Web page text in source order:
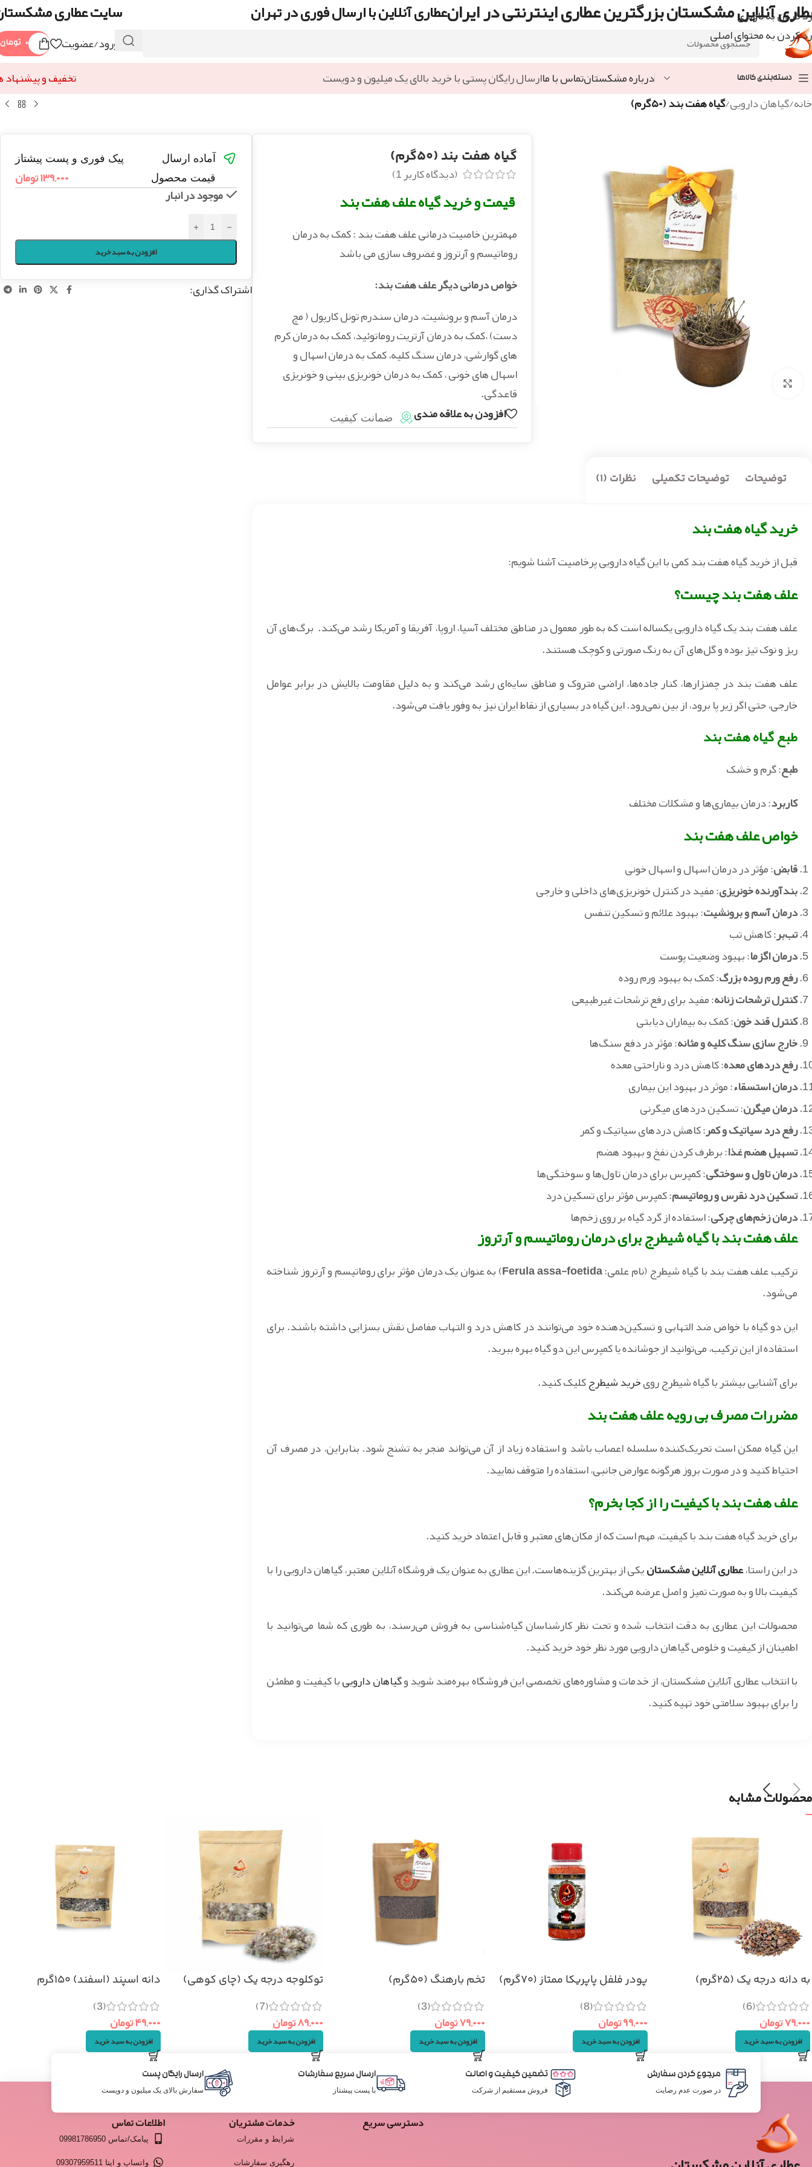
رد کردن به ناوبری
رد کردن به محتوای اصلی
آنلاین مشکستان بزرگترین عطاری اینترنتی در ایرانعطاری آنلاین با ارسال فوری در تهران سایت عطاری
ورود/عضویت ۰ تومان
دسته‌بندی کالاها درباره مشکستانتماس با ماارسال رایگان پستی با خرید بالای یک میلیون و دویست
تخفیف و پیشنهاد
خانه/گیاهان دارویی/گیاه هفت بند (۵۰گرم)
بزرگنمایی تصویر
گیاه هفت بند (۵۰گرم)
(دیدگاه کاربر1
)
قیمت و خرید گیاه علف هفت بند
مهمترین خاصیت درمانی علف هفت بند : کمک به درمان
روماتیسم و آرتروز و غضروف سازی می باشد
خواص درمانی دیگر علف هفت بند:
درمان آسم و برونشیت، درمان سندرم تونل کارپول ( مچ
دست) ،کمک به درمان آرتریت روماتوئید، کمک به درمان کرم
های گوارشی، درمان سنگ کلیه، کمک به درمان اسهال و
اسهال های خونی ، کمک به درمان خونریزی بینی و خونریزی
قاعدگی.
افزودن به علاقه مندی
ضمانت کیفیت
توضیحات توضیحات تکمیلی نظرات (1)
خرید گیاه هفت بند
قبل از خرید گیاه هفت بند کمی با این گیاه دارویی پرخاصیت آشنا شویم:
علف هفت بند چیست؟
علف هفت بند یک گیاه دارویی یکساله است که به طور معمول در مناطق مختلف آسیا، اروپا، آفریقا و آمریکا رشد می‌کند. برگ‌های آن
ریز و نوک تیز بوده و گل‌های آن به رنگ صورتی و کوچک هستند.
علف هفت بند در چمنزارها، کنار جاده‌ها، اراضی متروک و مناطق سایه‌ای رشد می‌کند و به دلیل مقاومت بالایش در برابر عوامل
خارجی، حتی اگر زیر پا برود، از بین نمی‌رود. این گیاه در بسیاری از نقاط ایران نیز به وفور یافت می‌شود.
طبع گیاه هفت بند
طبع: گرم و خشک
کاربرد: درمان بیماری‌ها و مشکلات مختلف
خواص علف هفت بند
قابض: مؤثر در درمان اسهال و اسهال خونی
بندآورنده خونریزی: مفید در کنترل خونریزی‌های داخلی و خارجی
درمان آسم و برونشیت: بهبود علائم و تسکین تنفس
تب‌بر: کاهش تب
درمان اگزما: بهبود وضعیت پوست
رفع ورم روده بزرگ: کمک به بهبود ورم روده
کنترل ترشحات زنانه: مفید برای رفع ترشحات غیرطبیعی
کنترل قند خون: کمک به بیماران دیابتی
خارج‌ سازی سنگ کلیه و مثانه: مؤثر در دفع سنگ‌ها
رفع دردهای معده: کاهش درد و ناراحتی معده
درمان استسقاء: موثر در بهبود این بیماری
درمان میگرن: تسکین دردهای میگرنی
رفع درد سیاتیک و کمر: کاهش دردهای سیاتیک و کمر
تسهیل هضم غذا: برطرف کردن نفخ و بهبود هضم
درمان تاول و سوختگی: کمپرس برای درمان تاول‌ها و سوختگی‌ها
تسکین درد نقرس و روماتیسم: کمپرس مؤثر برای تسکین درد
درمان زخم‌های چرکی: استفاده از گرد گیاه بر روی زخم‌ها
علف هفت بند با گیاه شیطرج برای درمان روماتیسم و آرتروز
ترکیب علف هفت بند با گیاه شیطرج (نام علمی:Ferula assa-foetida) به عنوان یک درمان مؤثر برای روماتیسم و آرتروز شناخته
می‌شود.
این دو گیاه با خواص ضد التهابی و تسکین‌دهنده خود می‌توانند در کاهش درد و التهاب مفاصل نقش بسزایی داشته باشند. برای
استفاده از این ترکیب، می‌توانید از جوشانده یا کمپرس این دو گیاه بهره ببرید.
برای آشنایی بیشتر با گیاه شیطرج رویخرید شیطرجکلیک کنید.
مضررات مصرف بی رویه علف هفت بند
این گیاه ممکن است تحریک‌کننده سلسله اعصاب باشد و استفاده زیاد از آن می‌تواند منجر به تشنج شود. بنابراین، در مصرف آن
احتیاط کنید و در صورت بروز هرگونه عوارض جانبی، استفاده را متوقف نمایید.
علف هفت بند با کیفیت را از کجا بخرم؟
برای خرید گیاه هفت بند با کیفیت، مهم است که از مکان‌های معتبر و قابل اعتماد خرید کنید.
در این راستا،عطاری آنلاین مشکستانیکی از بهترین گزینه‌هاست. این عطاری به عنوان یک فروشگاه آنلاین معتبر، گیاهان دارویی را با
کیفیت بالا و به صورت تمیز و اصل عرضه می‌کند.
محصولات این عطاری به دقت انتخاب شده و تحت نظر کارشناسان گیاه‌شناسی به فروش می‌رسند، به طوری که شما می‌توانید با
اطمینان از کیفیت و خلوص گیاهان دارویی مورد نظر خود خرید کنید.
با انتخاب عطاری آنلاین مشکستان، از خدمات و مشاوره‌های تخصصی این فروشگاه بهره‌مند شوید وگیاهان داروییبا کیفیت و مطمئن
را برای بهبود سلامتی خود تهیه کنید.
آماده ارسال
پیک فوری و پست پیشتاز
قیمت محصول
۱۳۹,۰۰۰تومان
موجود در انبار
-
+
افزودن به سبد خرید
اشتراک گذاری:
محصولات مشابه
به دانه درجه یک (۲۵گرم)
(6)
۷۹,۰۰۰تومان
افزودن به سبد خرید
پودر فلفل پاپریکا ممتاز (۷۰گرم)
(8)
۹۹,۰۰۰تومان
افزودن به سبد خرید
تخم بارهنگ (۵۰گرم)
(3)
۷۹,۰۰۰تومان
افزودن به سبد خرید
توکلوجه درجه یک (چای کوهی)
(7)
۸۹,۰۰۰تومان
افزودن به سبد خرید
دانه اسپند (اسفند) ۱۵۰گرم
(3)
۴۹,۰۰۰تومان
افزودن به سبد خرید
مرجوع کردن سفارش
در صورت عدم رضایت
تضمین کیفیت و اصالت
فروش مستقیم از شرکت
ارسال سریع سفارشات
با پست پیشتاز
ارسال رایگان پست
سفارش بالای یک میلیون و دویست
دسترسی سریع خدمات مشتریان
شرایط و مقررات
رهگیری سفارشات
اطلاعات تماس
پیامک/تماس 09981786950
واتساپ و ایتا 09307959511